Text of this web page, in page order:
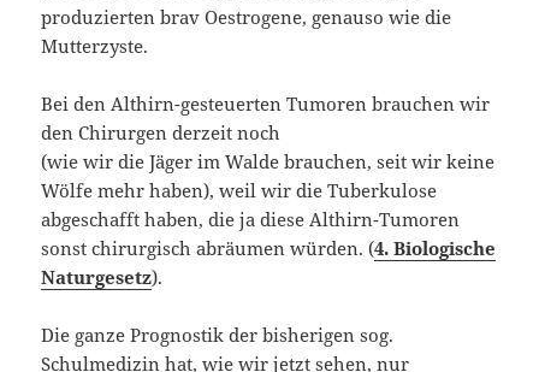
produzierten brav Oestrogene, genauso wie die
Mutterzyste.
Bei den Althirn-gesteuerten Tumoren brauchen wir
den Chirurgen derzeit noch
(wie wir die Jäger im Walde brauchen, seit wir keine
Wölfe mehr haben), weil wir die Tuberkulose
abgeschafft haben, die ja diese Althirn-Tumoren
sonst chirurgisch abräumen würden. (4. Biologische
Naturgesetz).
Die ganze Prognostik der bisherigen sog.
Schulmedizin hat, wie wir jetzt sehen, nur